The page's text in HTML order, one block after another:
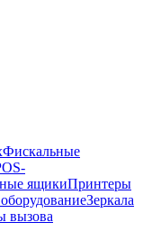
Фискальные
ящикиПринтеры
Зеркала
вызова